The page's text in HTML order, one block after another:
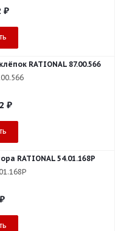
₽
RATIONAL 87.00.566
₽
RATIONAL 54.01.168P
₽